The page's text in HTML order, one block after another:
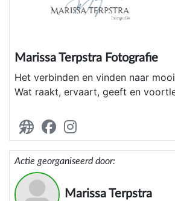
Marissa Terpstra Fotografie
Het verbinden en vinden naar
Wat raakt, ervaart, geeft en
21 jarige startende maar bekwaam
afscheidsfotograaf uit Groningen.
Actie georganiseerd door:
Marissa Terpstra